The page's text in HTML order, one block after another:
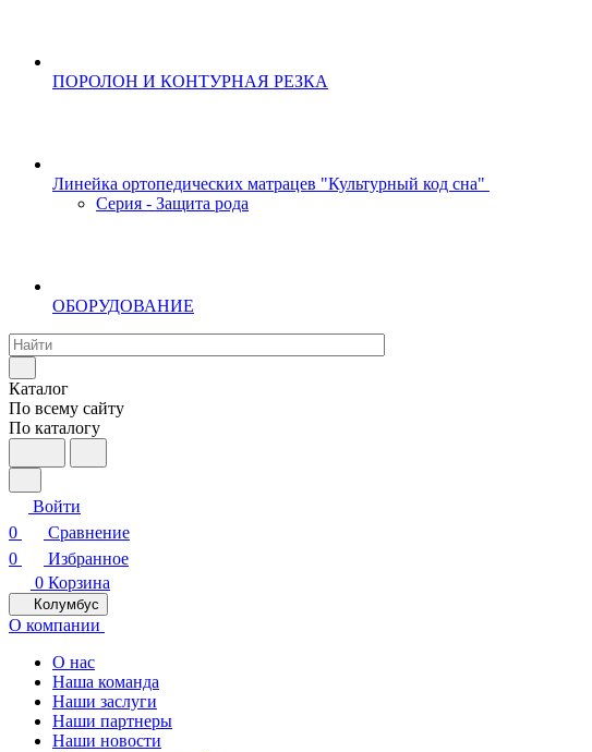
ПОРОЛОН И КОНТУРНАЯ РЕЗКА
Линейка ортопедических матрацев "Культурный код сна"
Серия - Защита рода
ОБОРУДОВАНИЕ
Каталог
По всему сайту
По каталогу
Войти
0
Сравнение
0
Избранное
0 Корзина
Колумбус
О компании
О нас
Наша команда
Наши заслуги
Наши партнеры
Наши новости